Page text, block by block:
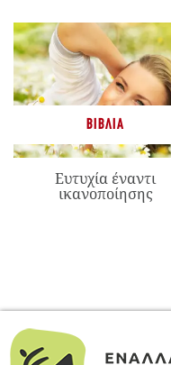
ΒΙΒΛΊΑ
Ευτυχία έναντι
ικανοποίησης